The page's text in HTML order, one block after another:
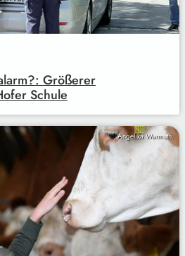
Größerer
Schule
Angelika Warmuth.